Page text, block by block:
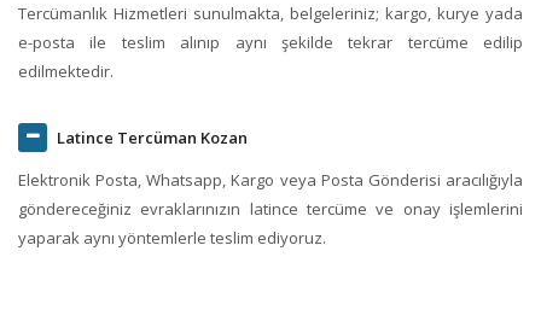
Tercümanlık Hizmetleri sunulmakta, belgeleriniz; kargo, kurye yada
e-posta ile teslim alınıp aynı şekilde tekrar tercüme edilip
edilmektedir.
Latince Tercüman Kozan
Elektronik Posta, Whatsapp, Kargo veya Posta Gönderisi aracılığıyla
göndereceğiniz evraklarınızın latince tercüme ve onay işlemlerini
yaparak aynı yöntemlerle teslim ediyoruz.